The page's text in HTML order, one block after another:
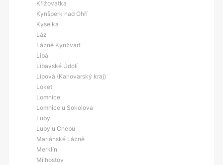
Křižovatka
Kynšperk nad Ohří
Kyselka
Láz
Lázně Kynžvart
Libá
Libavské Údolí
Lipová (Karlovarský kraj)
Loket
Lomnice
Lomnice u Sokolova
Luby
Luby u Chebu
Mariánské Lázně
Merklín
Milhostov